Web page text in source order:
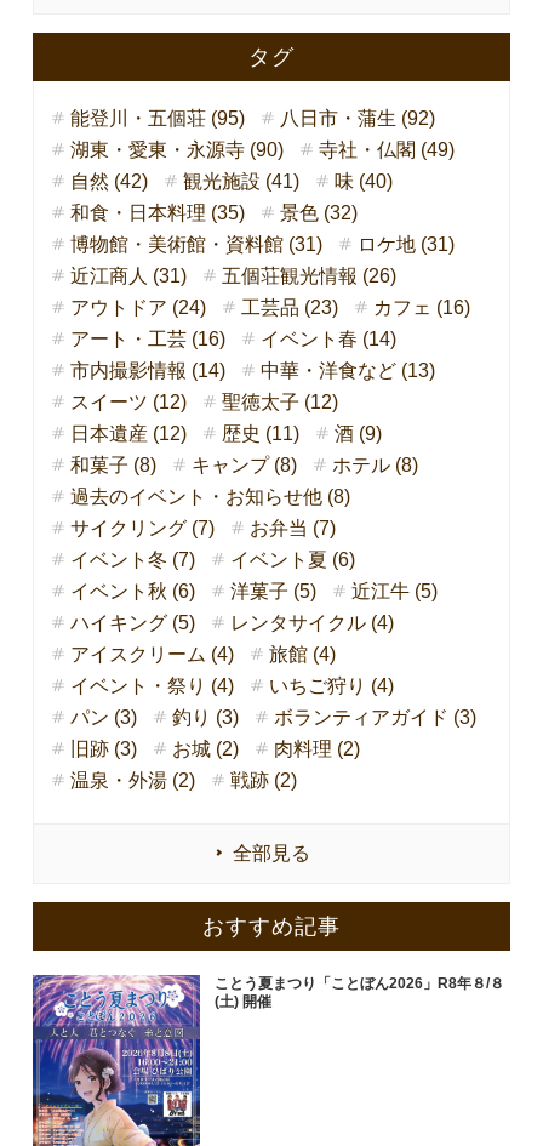
タグ
能登川・五個荘 (95)
八日市・蒲生 (92)
湖東・愛東・永源寺 (90)
寺社・仏閣 (49)
自然 (42)
観光施設 (41)
味 (40)
和食・日本料理 (35)
景色 (32)
博物館・美術館・資料館 (31)
ロケ地 (31)
近江商人 (31)
五個荘観光情報 (26)
アウトドア (24)
工芸品 (23)
カフェ (16)
アート・工芸 (16)
イベント春 (14)
市内撮影情報 (14)
中華・洋食など (13)
スイーツ (12)
聖徳太子 (12)
日本遺産 (12)
歴史 (11)
酒 (9)
和菓子 (8)
キャンプ (8)
ホテル (8)
過去のイベント・お知らせ他 (8)
サイクリング (7)
お弁当 (7)
イベント冬 (7)
イベント夏 (6)
イベント秋 (6)
洋菓子 (5)
近江牛 (5)
ハイキング (5)
レンタサイクル (4)
アイスクリーム (4)
旅館 (4)
イベント・祭り (4)
いちご狩り (4)
パン (3)
釣り (3)
ボランティアガイド (3)
旧跡 (3)
お城 (2)
肉料理 (2)
温泉・外湯 (2)
戦跡 (2)
全部見る
おすすめ記事
ことう夏まつり「ことぼん2026」R8年８/８
(土) 開催